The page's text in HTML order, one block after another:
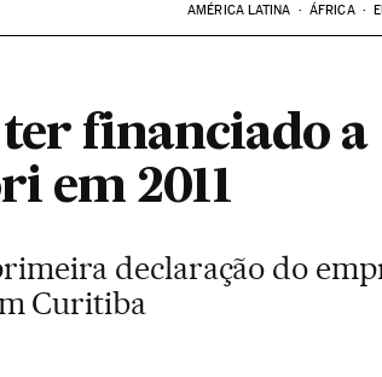
AMÉRICA LATINA ÁFRICA
financiado a
em 2011
declaração do
Curitiba